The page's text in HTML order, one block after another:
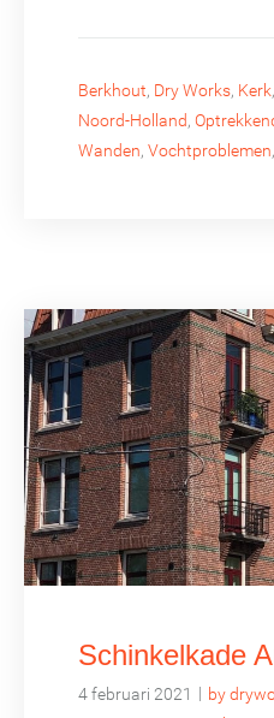
Berkhout, Dry Works, Kerk,
Noord-Holland,
Wanden, Vochtproblemen,
Schinkelkade
4 februari 2021 | by